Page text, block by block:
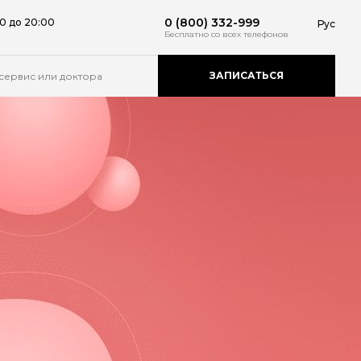
до 20:00 0 (800) 332-999
Бесплатно со всех телефонов
Рус
ЗАПИСАТЬСЯ